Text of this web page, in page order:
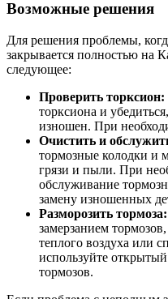
Возможные решения
Для решения проблемы,
закрывается полностью на
следующее:
Проверить торксион:
торксиона и
изношен. При
Очистить и
тормозные колодки и
грязи и пыли. При
обслуживание
замену изношенных
Разморозить тормоза:
замерзанием
теплого воздуха или
используйте
тормозов.